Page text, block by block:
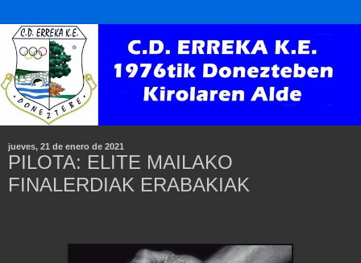
jueves, 21 de enero de 2021
PILOTA: ELITE MAILAKO
FINALERDIAK ERABAKIAK